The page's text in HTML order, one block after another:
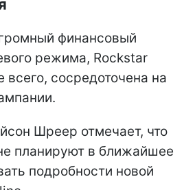
финансовый
режима, Rockstar
сосредоточена на
Шреер отмечает, что
планируют в ближайшее
подробности новой